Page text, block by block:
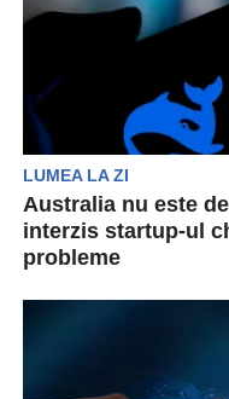
LUMEA LA ZI
Australia nu este
interzis startup-ul
probleme
dispozitivele
preocupări legate